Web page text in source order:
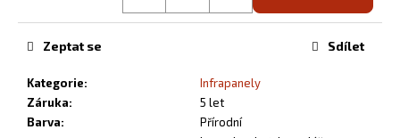
Kategorie:
Infrapanely
Záruka:
5 let
Barva: Přírodní
Zeptat se Sdílet
220
Kč